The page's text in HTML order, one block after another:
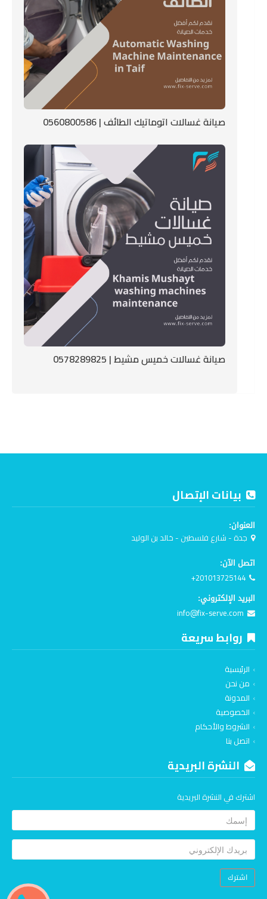
صيانة غسالات اتوماتيك الطائف | 0560800586
صيانة غسالات خميس مشيط | 0578289825
بيانات الإتصال
العنوان:
جدة - شارع فلسطين - خالد بن الوليد
اتصل الآن:
+201013725144
البريد الإلكتروني:
info@fix-serve.com
روابط سريعة
الرئيسية
من نحن
المدونة
الخصوصية
الشروط والأحكام
اتصل بنا
النشرة البريدية
اشترك في النشرة البريدية
اشترك